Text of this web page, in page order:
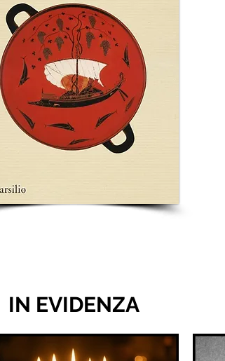
IN EVIDENZA